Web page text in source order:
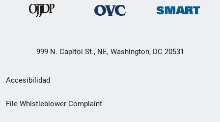
999 N. Capitol St., NE, Washington, DC 20531
Menú
de
Accesibilidad
File Whistleblower Complaint